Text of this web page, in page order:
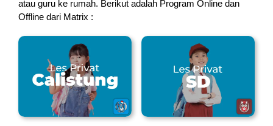
atau guru ke rumah. Berikut adalah Program Online dan
Offline dari Matrix :